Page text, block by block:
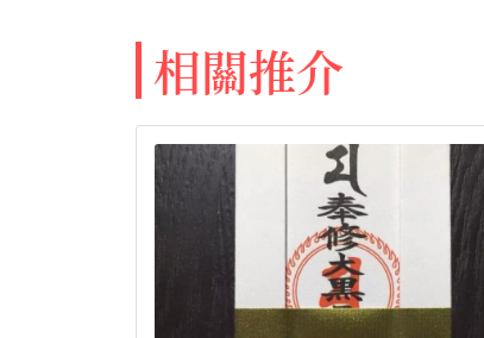
相關推介